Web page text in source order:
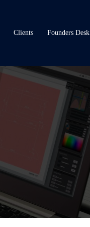
Clients Founders Desk